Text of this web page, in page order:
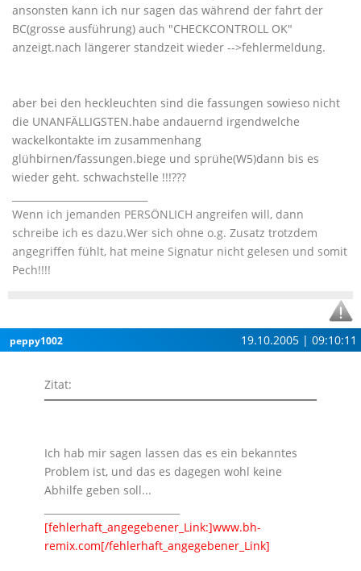
ansonsten kann ich nur sagen das während der fahrt der
BC(grosse ausführung) auch "CHECKCONTROLL OK"
anzeigt.nach längerer standzeit wieder -->fehlermeldung.
aber bei den heckleuchten sind die fassungen sowieso nicht
die UNANFÄLLIGSTEN.habe andauernd irgendwelche
wackelkontakte im zusammenhang
glühbirnen/fassungen.biege und sprühe(W5)dann bis es
wieder geht. schwachstelle !!!???
Wenn ich jemanden PERSÖNLICH angreifen will, dann
schreibe ich es dazu.Wer sich ohne o.g. Zusatz trotzdem
angegriffen fühlt, hat meine Signatur nicht gelesen und somit
Pech!!!!
peppy1002 19.10.2005 | 09:10:11
Zitat:
Ich hab mir sagen lassen das es ein bekanntes
Problem ist, und das es dagegen wohl keine
Abhilfe geben soll...
[fehlerhaft_angegebener_Link:]www.bh-
remix.com[/fehlerhaft_angegebener_Link]